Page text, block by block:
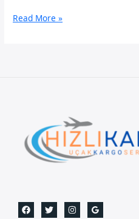
Elazığ
Read More »